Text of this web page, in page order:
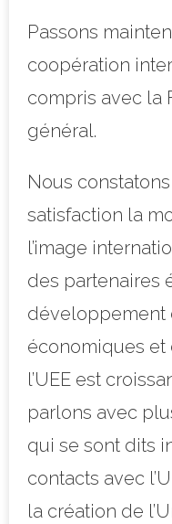
Passons
coopération
compris avec la
général.
Nous
satisfaction la
l’image
des partenaires
développement
économiques
l’UEE est
parlons avec
qui se sont dits
contacts avec
la création de